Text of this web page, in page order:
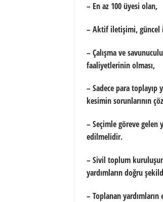
– En az 100 üyesi olan,
– Aktif iletişimi, güncel
– Çalışma ve
faaliyetlerinin olması,
– Sadece para toplayıp
kesimin sorunlarının
– Seçimle göreve gelen
edilmelidir.
– Sivil toplum
yardımların doğru
– Toplanan